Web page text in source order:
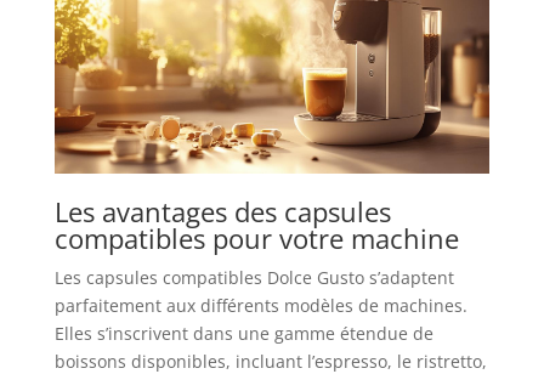
Les avantages des capsules
compatibles pour votre machine
Les capsules compatibles Dolce Gusto s’adaptent
parfaitement aux différents modèles de machines.
Elles s’inscrivent dans une gamme étendue de
boissons disponibles, incluant l’espresso, le ristretto,